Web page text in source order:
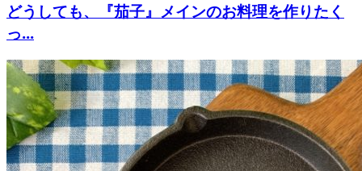
どうしても、『茄子』メインのお料理を作りたく
っ...